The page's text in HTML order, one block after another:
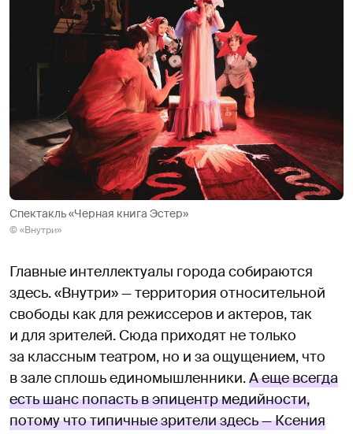
Спектакль «Черная книга Эстер»
© «Внутри»
Главные интеллектуалы города собираются
здесь. «Внутри» — территория относительной
свободы как для режиссеров и актеров, так
и для зрителей. Сюда приходят не только
за классным театром, но и за ощущением, что
в зале сплошь единомышленники.А еще всегда
есть шанс попасть в эпицентр медийности,
потому что типичные зрители здесь — Ксения